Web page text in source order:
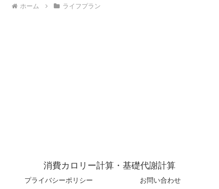
ホーム ライフプラン
消費カロリー計算・基礎代謝計算
プライバシーポリシー お問い合わせ